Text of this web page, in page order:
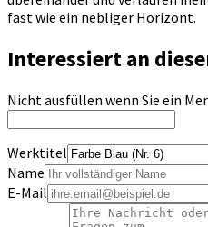
fast wie ein nebliger Horizont.
Interessiert an
Nicht ausfüllen wenn Sie ein
Werktitel
Name
E-Mail